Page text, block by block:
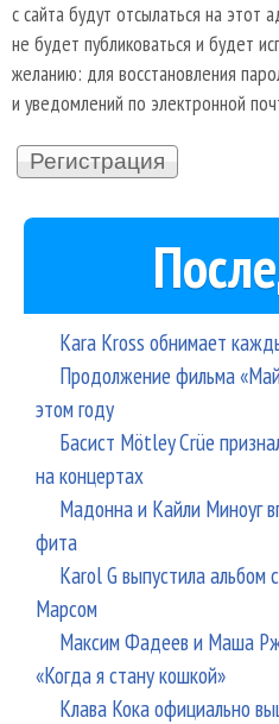
с сайта будут отсылаться на этот
не будет публиковаться и будет
желанию: для восстановления
и уведомлений по электронной
Kara Kross обнимает
Продолжение фильма
этом году
Басист Mötley Crüe
на концертах
Мадонна и Кайли Миноуг
фита
Karol G выпустила альбом
Марсом
Максим Фадеев и Маша
«Когда я стану кошкой»
Клава Кока официально